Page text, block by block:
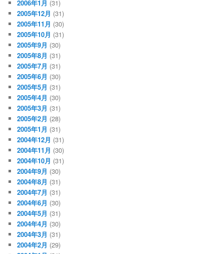
2006年1月 (31)
2005年12月 (31)
2005年11月 (30)
2005年10月 (31)
2005年9月 (30)
2005年8月 (31)
2005年7月 (31)
2005年6月 (30)
2005年5月 (31)
2005年4月 (30)
2005年3月 (31)
2005年2月 (28)
2005年1月 (31)
2004年12月 (31)
2004年11月 (30)
2004年10月 (31)
2004年9月 (30)
2004年8月 (31)
2004年7月 (31)
2004年6月 (30)
2004年5月 (31)
2004年4月 (30)
2004年3月 (31)
2004年2月 (29)